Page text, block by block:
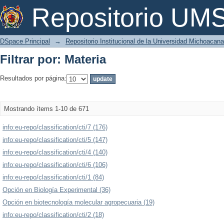
Repositorio
Filtrar por: Materia
DSpace Principal → Repositorio Institucional de la Universidad
Filtrar por: Materia
Resultados por página:
Mostrando ítems 1-10 de 671
info:eu-repo/classification/cti/7 (176)
info:eu-repo/classification/cti/5 (147)
info:eu-repo/classification/cti/4 (140)
info:eu-repo/classification/cti/6 (106)
info:eu-repo/classification/cti/1 (84)
Opción en Biología Experimental (36)
Opción en biotecnología molecular agropecuaria (19)
info:eu-repo/classification/cti/2 (18)